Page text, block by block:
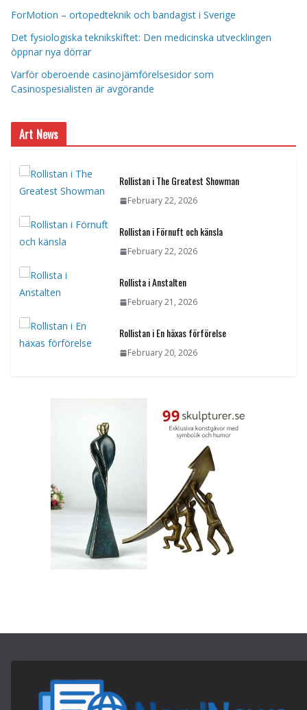
ForMotion – ortopedteknik och bandagist i Sverige
Det fysiologiska teknikskiftet: Den medicinska utvecklingen
öppnar nya dörrar
Varför oberoende casinojämförelsesidor som
Casinospesialisten är avgörande
Art News
Rollistan i The Greatest Showman
February 22, 2026
Rollistan i Förnuft och känsla
February 22, 2026
Rollista i Anstalten
February 21, 2026
Rollistan i En häxas förförelse
February 20, 2026